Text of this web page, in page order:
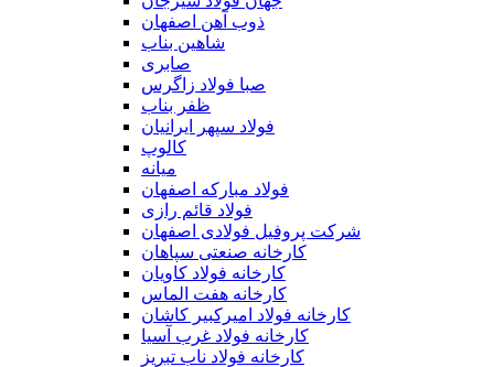
ذوب آهن اصفهان
شاهین بناب
صابری
صبا فولاد زاگرس
ظفر بناب
فولاد سپهر ایرانیان
کالوپ
میانه
فولاد مبارکه اصفهان
فولاد قائم رازی
شركت پروفیل فولادی اصفهان
کارخانه صنعتی سپاهان
کارخانه فولاد کاویان
کارخانه هفت الماس
کارخانه فولاد امیرکبیر کاشان
کارخانه فولاد غرب آسیا
کارخانه فولاد ناب تبریز